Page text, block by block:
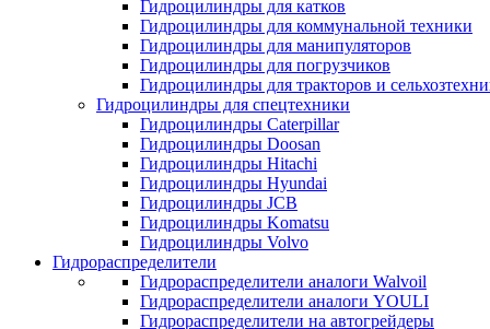
Гидроцилиндры для катков
Гидроцилиндры для коммунальной техники
Гидроцилиндры для манипуляторов
Гидроцилиндры для погрузчиков
Гидроцилиндры для тракторов и
Гидроцилиндры для спецтехники
Гидроцилиндры Caterpillar
Гидроцилиндры Doosan
Гидроцилиндры Hitachi
Гидроцилиндры Hyundai
Гидроцилиндры JCB
Гидроцилиндры Komatsu
Гидроцилиндры Volvo
Гидрораспределители
Гидрораспределители аналоги Walvoil
Гидрораспределители аналоги YOULI
Гидрораспределители на автогрейдеры